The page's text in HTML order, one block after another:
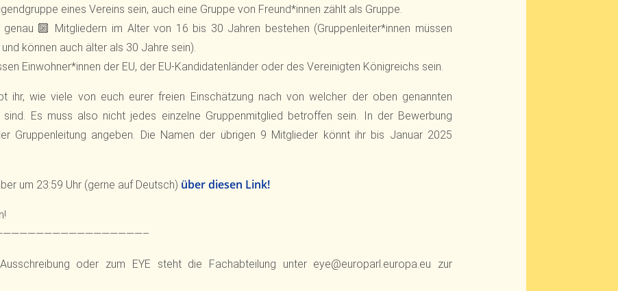
eines Vereins sein, auch eine Gruppe von Freund*innen zählt als Gruppe.
🔟 Mitgliedern im Alter von 16 bis 30 Jahren bestehen (Gruppenleiter*innen müssen
können auch älter als 30 Jahre sein).
Einwohner*innen der EU, der EU-Kandidatenländer oder des Vereinigten Königreichs sein.
ihr, wie viele von euch eurer freien Einschätzung nach von welcher der oben genannten
sind. Es muss also nicht jedes einzelne Gruppenmitglied betroffen sein. In der Bewerbung
Gruppenleitung angeben. Die Namen der übrigen 9 Mitglieder könnt ihr bis Januar 2025
um 23:59 Uhr (gerne auf Deutsch) über diesen Link!
oder zum EYE steht die Fachabteilung unter eye@europarl.europa.eu zur